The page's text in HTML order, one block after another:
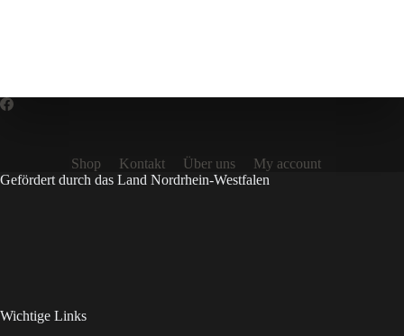
Shop Kontakt Über uns
My account
Gefördert durch das Land Nordrhein-Westfalen
Wichtige Links